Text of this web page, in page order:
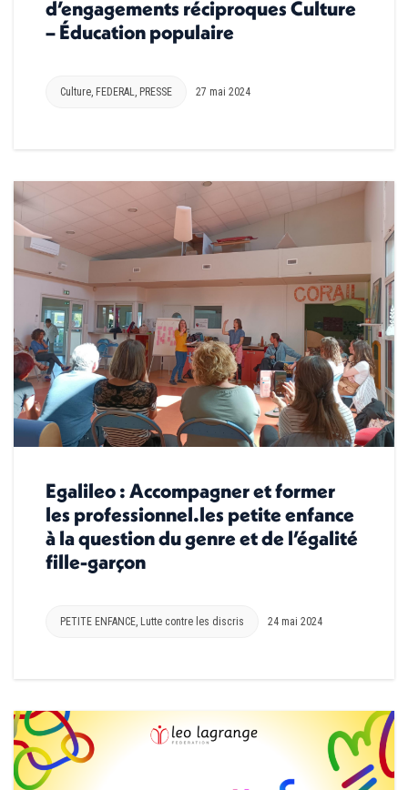
d’engagements réciproques Culture
– Éducation populaire
Culture FEDERAL PRESSE 27 mai 2024
Egalileo : Accompagner et former
les professionnel.les petite enfance
à la question du genre et de l’égalité
fille-garçon
PETITE ENFANCE, Lutte contre les discris 24 mai 2024